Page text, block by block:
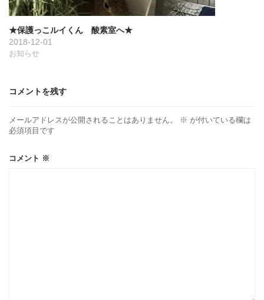
★保護っこルイくん 酸素室へ★
2018-12-01
お知らせ
コメントを残す
メールアドレスが公開されることはありません。 ※ が付いている欄は
必須項目です
コメント ※